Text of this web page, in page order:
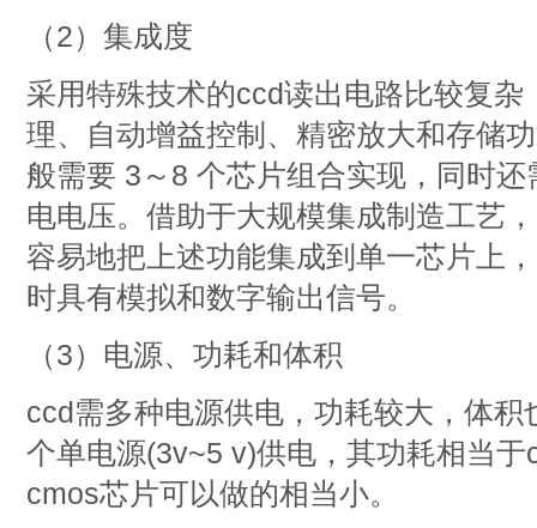
（2）集成度
采用特殊技术的ccd读出电路比较复
理、自动增益控制、精密放大和存储
般需要 3～8 个芯片组合实现，同时
电电压。借助于大规模集成制造工艺
容易地把上述功能集成到单一芯片上
时具有模拟和数字输出信号。
（3）电源、功耗和体积
ccd需多种电源供电，功耗较大，体
个单电源(3v~5 v)供电，其功耗相当
cmos芯片可以做的相当小。